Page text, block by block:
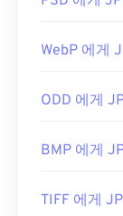
WebP 에게
ODD 에게
BMP 에게
TIFF 에게